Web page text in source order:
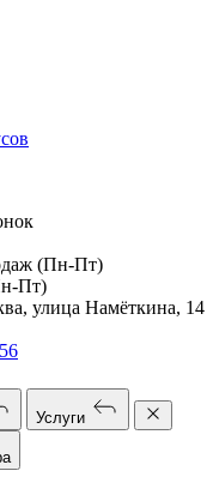
(Пн-Пт)
Пт)
улица Намёткина, 14
Услуги